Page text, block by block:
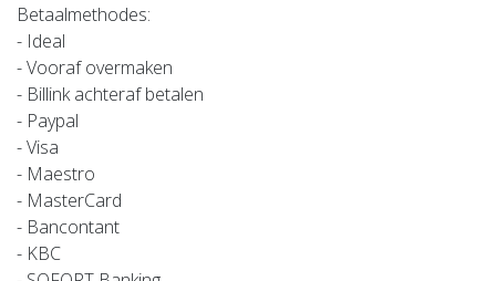
Betaalmethodes:
- Ideal
- Vooraf overmaken
- Billink achteraf betalen
- Paypal
- Visa
- Maestro
- MasterCard
- Bancontant
- KBC